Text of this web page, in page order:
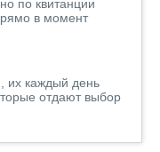
по квитанции
в момент
их каждый день
отдают выбор